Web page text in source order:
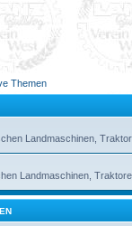
Themen
Landmaschinen,
Landmaschinen,